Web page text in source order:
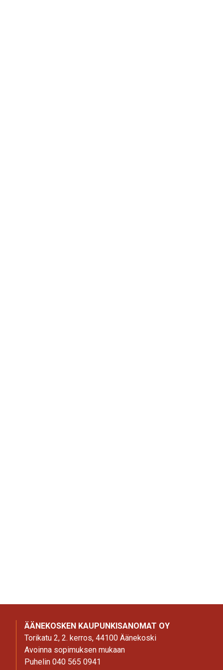
ÄÄNEKOSKEN KAUPUNKISANOMAT OY
Torikatu 2, 2. kerros, 44100 Äänekoski
Avoinna sopimuksen mukaan
Puhelin 040 565 0941